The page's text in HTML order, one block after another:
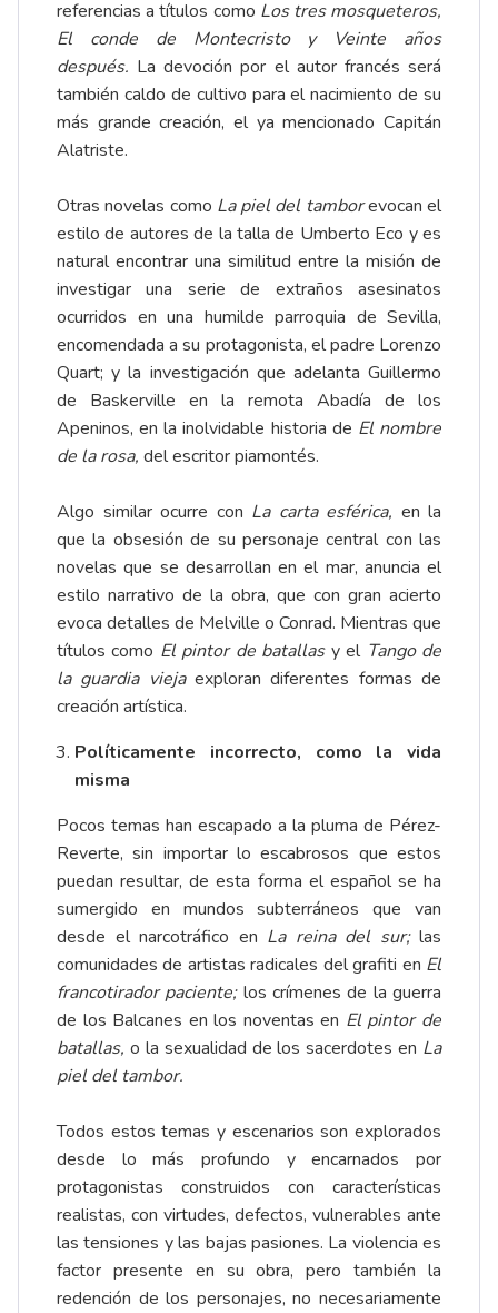
referencias a títulos como Los tres mosqueteros,
El conde de Montecristo y Veinte años
después. La devoción por el autor francés será
también caldo de cultivo para el nacimiento de su
más grande creación, el ya mencionado Capitán
Alatriste.
Otras novelas como La piel del tamborevocan el
estilo de autores de la talla de Umberto Eco y es
natural encontrar una similitud entre la misión de
investigar una serie de extraños asesinatos
ocurridos en una humilde parroquia de Sevilla,
encomendada a su protagonista, el padre Lorenzo
Quart; y la investigación que adelanta Guillermo
de Baskerville en la remota Abadía de los
Apeninos, en la inolvidable historia de El nombre
de la rosa, del escritor piamontés.
Algo similar ocurre con La carta esférica, en la
que la obsesión de su personaje central con las
novelas que se desarrollan en el mar, anuncia el
estilo narrativo de la obra, que con gran acierto
evoca detalles de Melville o Conrad. Mientras que
títulos como El pintor de batallas y el Tango de
la guardia vieja exploran diferentes formas de
creación artística.
Políticamente incorrecto, como la vida
misma
Pocos temas han escapado a la pluma de Pérez-
Reverte, sin importar lo escabrosos que estos
puedan resultar, de esta forma el español se ha
sumergido en mundos subterráneos que van
desde el narcotráfico en La reina del sur; las
comunidades de artistas radicales del grafiti en El
francotirador paciente; los crímenes de la guerra
de los Balcanes en los noventas en El pintor de
batallas, o la sexualidad de los sacerdotes en La
piel del tambor.
Todos estos temas y escenarios son explorados
desde lo más profundo y encarnados por
protagonistas construidos con características
realistas, con virtudes, defectos, vulnerables ante
las tensiones y las bajas pasiones. La violencia es
factor presente en su obra, pero también la
redención de los personajes, no necesariamente